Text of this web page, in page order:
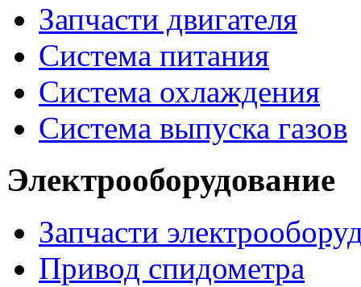
Запчасти двигателя
Система питания
Система охлаждения
Система выпуска газов
Электрооборудование
Запчасти
Привод спидометра